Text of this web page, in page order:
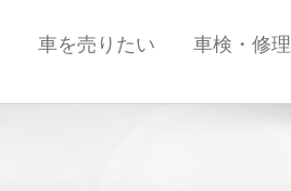
車を売りたい 車検・修理